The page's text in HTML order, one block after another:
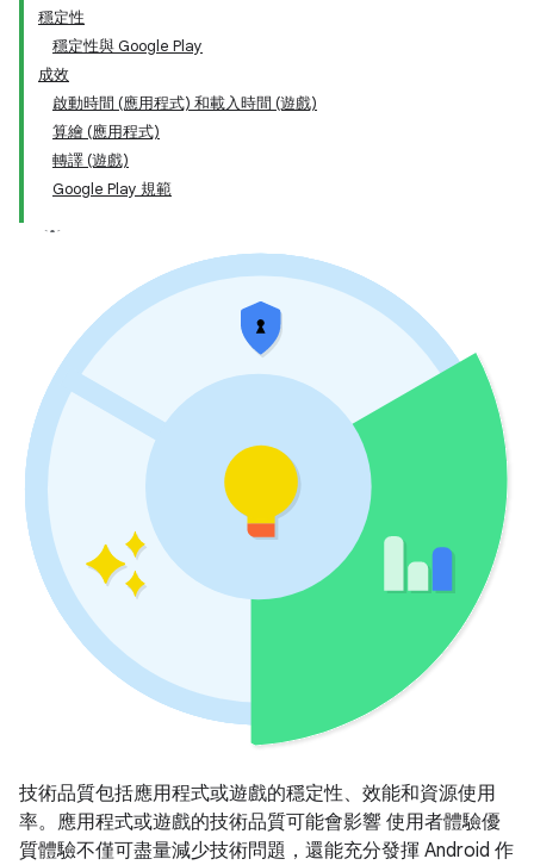
穩定性
穩定性與 Google Play
成效
啟動時間 (應用程式) 和載入時間 (遊戲)
算繪 (應用程式)
轉譯 (遊戲)
Google Play 規範
技術品質包括應用程式或遊戲的穩定性、效能和資源使用
率。應用程式或遊戲的技術品質可能會影響 使用者體驗優
質體驗不僅可盡量減少技術問題，還能充分發揮 Android 作